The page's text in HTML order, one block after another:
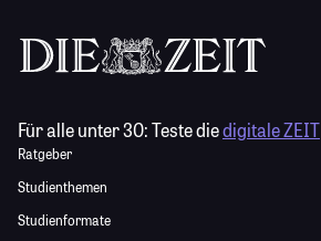
Für alle unter 30:Teste diedigitale ZEIT
Ratgeber
Studienthemen
Studienformate